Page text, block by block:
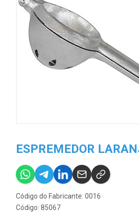
ESPREMEDOR
Código do Fabricante: 0016
Código: 85067